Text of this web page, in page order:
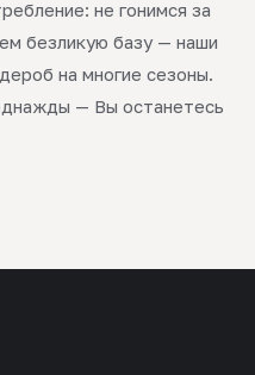
не гонимся за
безликую базу — наши
на многие сезоны.
— Вы останетесь